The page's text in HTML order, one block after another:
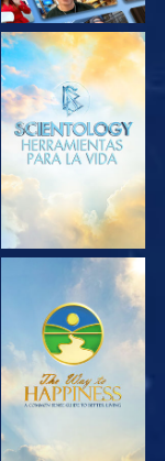
EXPLORA LAS
SERIES
VE